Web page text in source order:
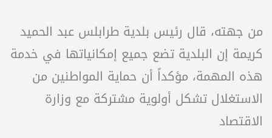
من جهته، قال رئيس بلدية طرابلس عبد الحميد
كريمة إن البلدية تضع جميع إمكانياتها في خدمة
هذه المهمة، مؤكداً أن حماية المواطنين من
الاستغلال تشكل أولوية مشتركة مع وزارة
الاقتصاد